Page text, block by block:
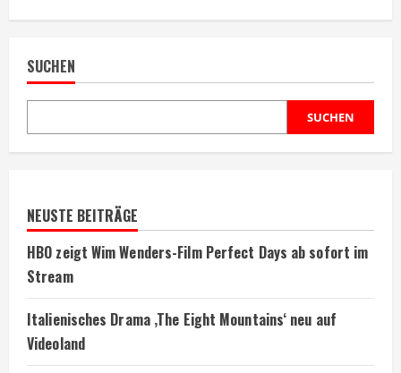
wir
bisher
SUCHEN
SUCHEN
NEUSTE BEITRÄGE
HBO zeigt Wim Wenders-Film Perfect Days ab sofort im
Stream
Italienisches Drama ‚The Eight Mountains‘ neu auf
Videoland